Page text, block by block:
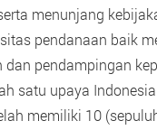
menunjang
pendanaan baik
pendampingan
satu upaya
memiliki 10